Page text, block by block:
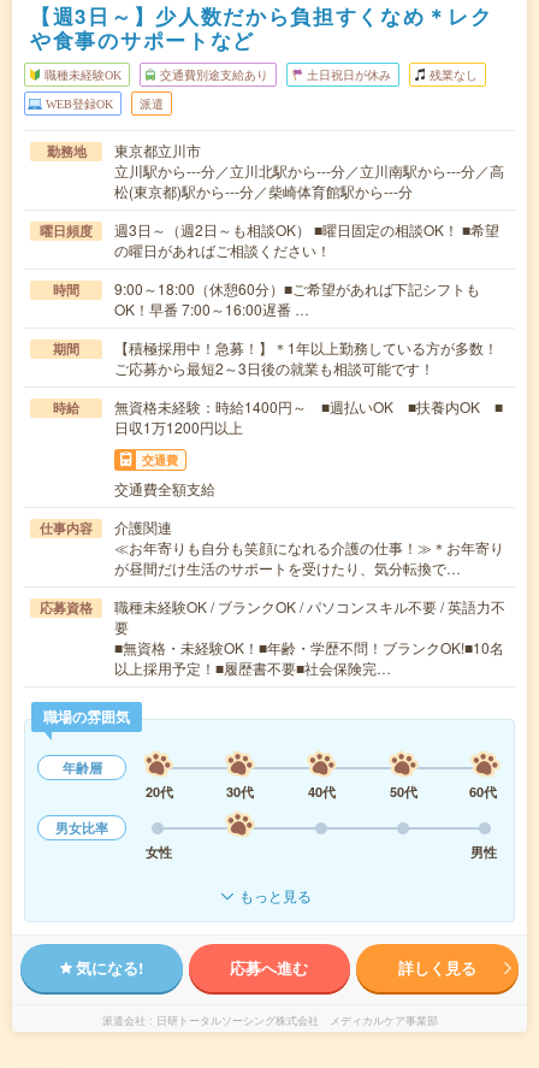
【週3日～】少人数だから負担すくなめ＊レク
や食事のサポートなど
職種未経験OK 交通費別途支給あり 土日祝日が休み 残業なし
WEB登録OK 派遣
勤務地
東京都立川市
立川駅から---分／立川北駅から---分／立川南駅から---分／高
松(東京都)駅から---分／柴崎体育館駅から---分
曜日頻度
週3日～（週2日～も相談OK） ■曜日固定の相談OK！ ■希望
の曜日があればご相談ください！
時間
9:00～18:00（休憩60分）■ご希望があれば下記シフトも
OK！早番 7:00～16:00遅番 …
期間
【積極採用中！急募！】＊1年以上勤務している方が多数！
ご応募から最短2～3日後の就業も相談可能です！
時給
無資格未経験：時給1400円～ ■週払いOK ■扶養内OK ■
日収1万1200円以上
交通費
交通費全額支給
仕事内容
介護関連
≪お年寄りも自分も笑顔になれる介護の仕事！≫＊お年寄り
が昼間だけ生活のサポートを受けたり、気分転換で…
応募資格
職種未経験OK / ブランクOK / パソコンスキル不要 / 英語力不
要
■無資格・未経験OK！■年齢・学歴不問！ブランクOK!■10名
以上採用予定！■履歴書不要■社会保険完…
職場の雰囲気
年齢層
20代
30代 40代 50代
60代
男女比率
女性
男性
もっと見る
気になる! 応募へ進む 詳しく見る
派遣会社 日研トータルソーシング株式会社 メディカルケア事業部